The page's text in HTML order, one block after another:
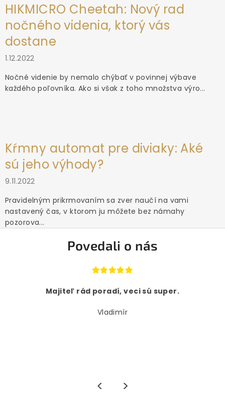
HIKMICRO Cheetah: Nový rad
nočného videnia, ktorý vás
dostane
1.12.2022
Nočné videnie by nemalo chýbať v povinnej výbave
každého poľovníka. Ako si však z toho množstva výro...
Kŕmny automat pre diviaky: Aké
sú jeho výhody?
9.11.2022
Pravidelným prikrmovaním sa zver naučí na vami
nastavený čas, v ktorom ju môžete bez námahy
pozorova...
Povedali o nás
Majiteľ rád poradí, veci sú super.
Vladimír
< >